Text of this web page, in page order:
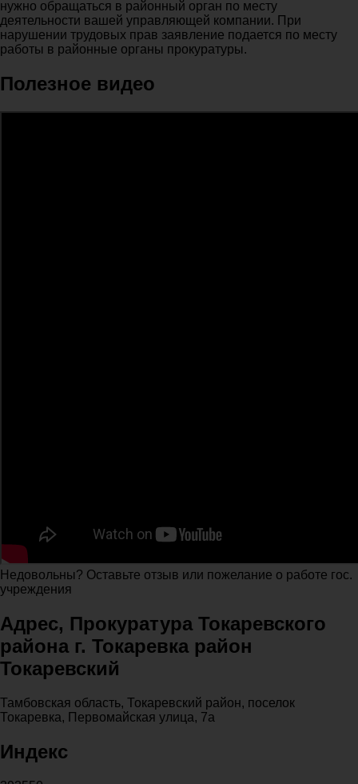
нужно обращаться в районный орган по месту
деятельности вашей управляющей компании. При
нарушении трудовых прав заявление подается по месту
работы в районные органы прокуратуры.
Полезное видео
Недовольны? Оставьте отзыв или пожелание о работе гос.
учреждения
Адрес, Прокуратура Токаревского
района г. Токаревка район
Токаревский
Тамбовская область, Токаревский район, поселок
Токаревка, Первомайская улица, 7а
Индекс